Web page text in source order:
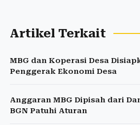
Artikel Terkait
MBG dan Koperasi Desa
Penggerak Ekonomi Desa
Anggaran MBG Dipisah dari
BGN Patuhi Aturan